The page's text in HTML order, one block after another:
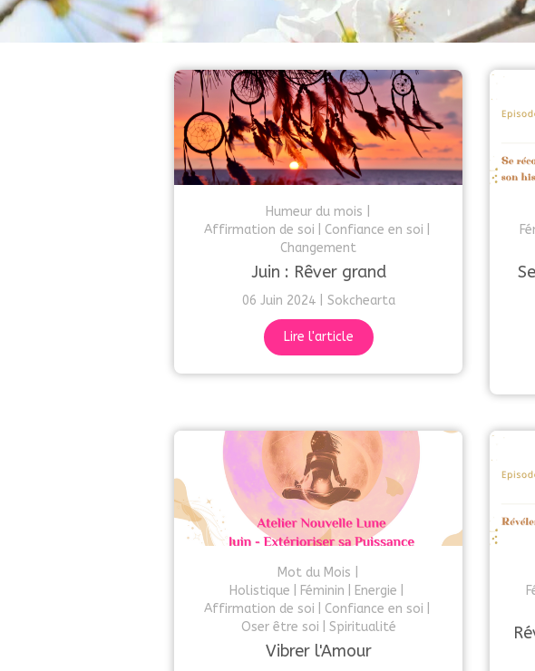
Humeur du mois
Affirmation de soi
Confiance en soi
Changement
Juin : Rêver grand
06 Juin 2024 Sokchearta
Lire l'article
Mot du Mois
Holistique
Féminin
Energie
Affirmation de soi
Confiance en soi
Oser être soi
Spiritualité
Vibrer l'Amour